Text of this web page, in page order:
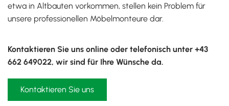
etwa in Altbauten vorkommen, stellen kein Problem für
unsere professionellen Möbelmonteure dar.
Kontaktieren Sie uns online oder telefonisch unter +43
662 649022, wir sind für Ihre Wünsche da.
Kontaktieren Sie uns